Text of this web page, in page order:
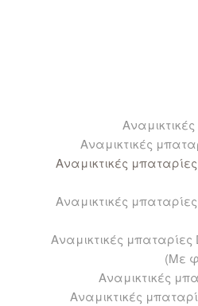
Αναμικτικές
Αναμικτικές
Αναμικτικές
Αναμικτικές μπαταρίες
(Με
Αναμικτικές
Αναμικτικές